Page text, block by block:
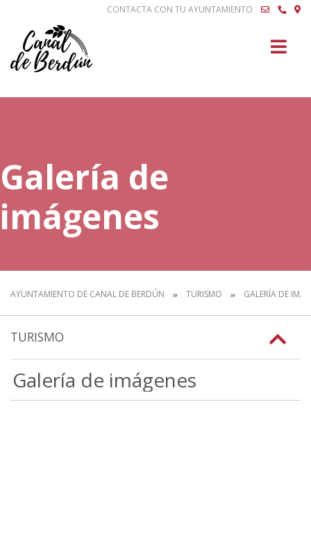
CONTACTA CON TU AYUNTAMIENTO
Galería de
imágenes
AYUNTAMIENTO DE CANAL DE BERDÚN TURISMO GALERÍA DE
TURISMO
Galería de imágenes